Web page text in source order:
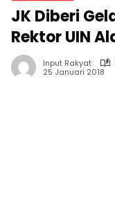
JK Diberi
Rektor UIN
Input Rakyat
25 Januari 2018